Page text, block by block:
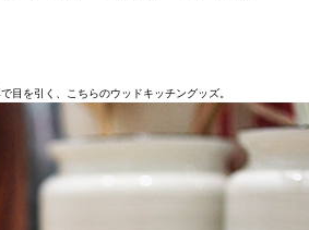
目を引く、こちらのウッドキッチングッズ。